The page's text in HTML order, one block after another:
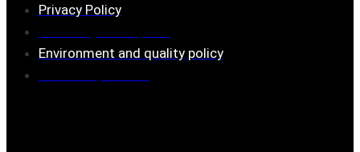
Privacy Policy
Environment and quality policy